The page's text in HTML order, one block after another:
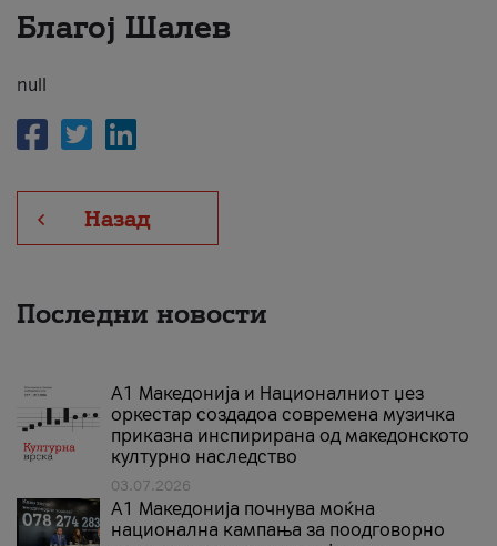
За нас
#ПодобарОнлајн
Благој Шалев
null
Назад
Последни новости
А1 Македонија и Националниот џез
оркестар создадоа современа музичка
приказна инспирирана од македонското
културно наследство
03.07.2026
A1 Македонија почнува моќна
национална кампања за поодговорно